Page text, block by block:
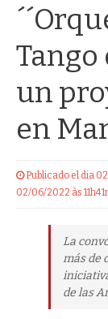
Tango
un
en
Publicado el dia
02/06/2022 às
La
más de
de las